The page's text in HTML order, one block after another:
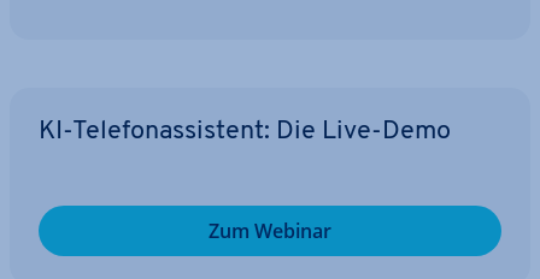
KI-Te­le­fon­as­sis­tent: Die Live-Demo
Zum Webinar